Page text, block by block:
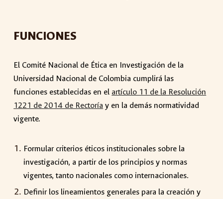
FUNCIONES
El Comité Nacional de Ética en Investigación de la
Universidad Nacional de Colombia cumplirá las
funciones establecidas en el artículo 11 de la Resolución
1221 de 2014 de Rectoría y en la demás normatividad
vigente.
Formular criterios éticos institucionales sobre la
investigación, a partir de los principios y normas
vigentes, tanto nacionales como internacionales.
Definir los lineamientos generales para la creación y